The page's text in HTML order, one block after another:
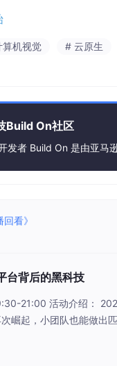
算机视觉 # 云原生
Build On社区
发者 Build On 是由亚马
回看》
台背后的黑科技
21:00 活动介绍：
崛起，小团队也能做出